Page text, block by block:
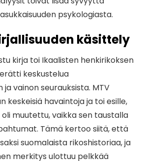
psykologiasta.
käsittely
kirja toi Ikaalisten henkirikoksen
keskustelua
ja vainon seurauksista. MTV
keskeisiä havaintoja ja toi esille,
muutettu, vaikka sen taustalla
Tämä kertoo siitä, että
suomalaista rikoshistoriaa, ja
merkitys ulottuu pelkkää